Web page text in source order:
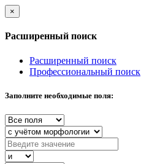
×
Расширенный поиск
Расширенный поиск
Профессиональный поиск
Заполните необходимые поля: